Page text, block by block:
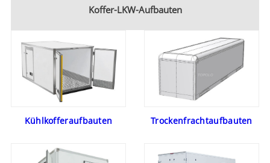
Koffer-LKW-Aufbauten
Kühlkofferaufbauten Trockenfrachtaufbauten